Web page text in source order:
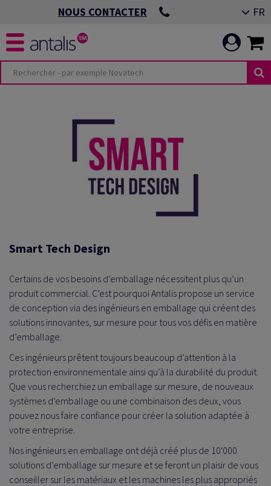
NOUS CONTACTER FR
Smart Tech Design
Certains de vos besoins d’emballage nécessitent plus qu’un
produit commercial. C’est pourquoi Antalis propose un service
de conception via des ingénieurs en emballage qui créent des
solutions innovantes, sur mesure pour tous vos défis en matière
d’emballage.
Ces ingénieurs prêtent toujours beaucoup d’attention à la
protection environnementale ainsi qu’à la durabilité du produit.
Que vous recherchiez un emballage sur mesure, de nouveaux
systèmes d’emballage ou une combinaison des deux, vous
pouvez nous faire confiance pour créer la solution adaptée à
votre entreprise.
Nos ingénieurs en emballage ont déjà créé plus de 10'000
solutions d’emballage sur mesure et se feront un plaisir de vous
conseiller sur les matériaux et les machines les plus appropriés